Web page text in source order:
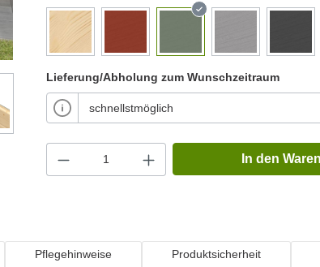
Lieferung/Abholung zum Wunschzeitraum
In den
Pflegehinweise Produktsicherheit